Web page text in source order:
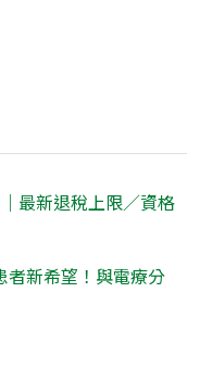
最新退稅上限／資格
者新希望！與電療分